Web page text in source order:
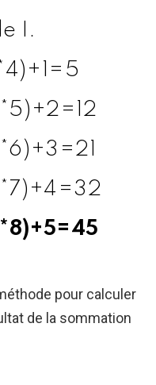
I.
pour calculer
de la sommation